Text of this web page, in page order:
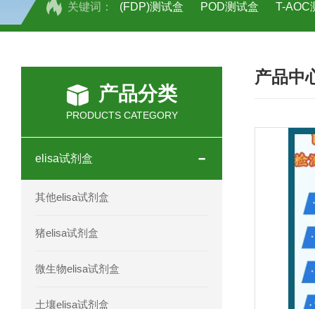
关键词： (FDP)测试盒 POD测试盒 T-AOC
人全式钴氨素2(HTSB2)elisa试剂盒现
人鞘脂(SPH)elisa试剂盒现货速发
人抗卵巢抗体(Anti-OV Ab)elisa试剂盒
人蓝氏贾第虫(GL)elisa试剂盒厂家直销
人疱疹病毒-6型感染(HHV-6)elisa试剂
人囊尾蚴病抗体(CC Ab)elisa试剂盒免
产品分类
PRODUCTS CATEGORY
elisa试剂盒
其他elisa试剂盒
猪elisa试剂盒
微生物elisa试剂盒
土壤elisa试剂盒
产品中